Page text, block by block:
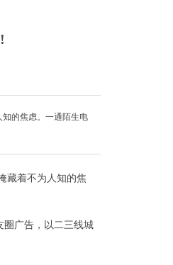
知的焦虑。一通陌生电
藏着不为人知的焦
圈广告，以二三线城